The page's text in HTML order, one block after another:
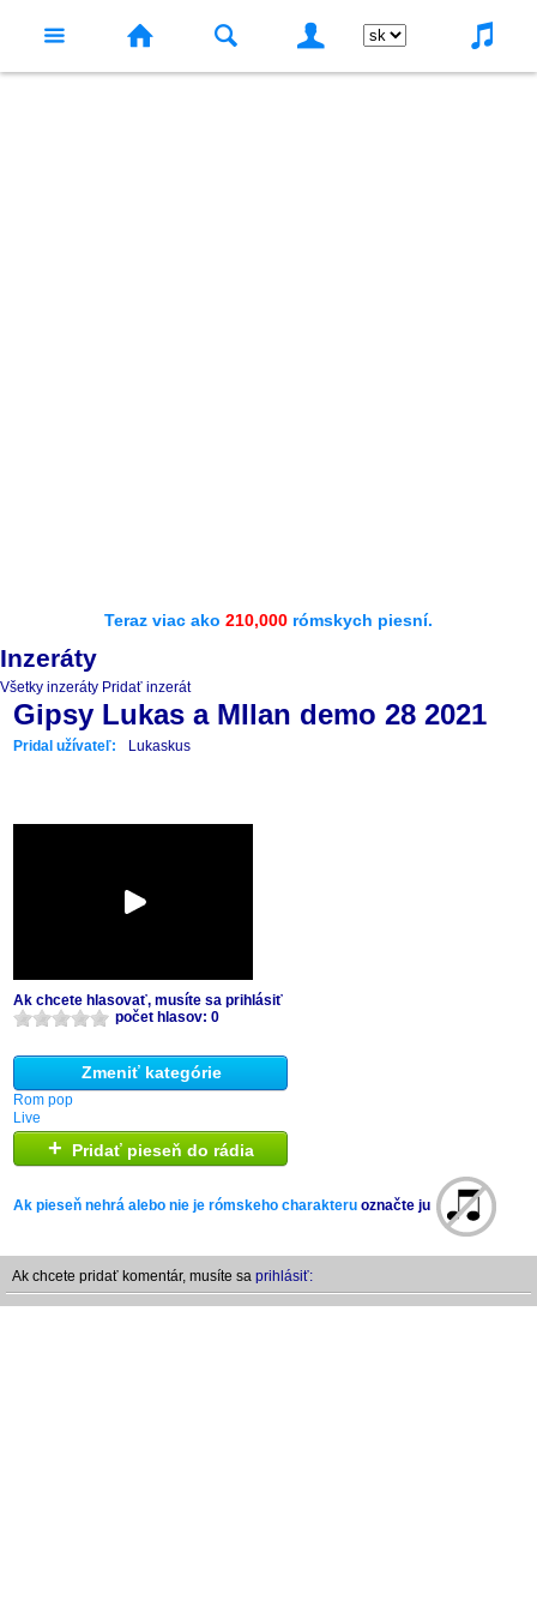
Teraz viac ako 210,000 rómskych piesní.
Inzeráty
Všetky inzeráty Pridať inzerát
Gipsy Lukas a MIlan demo 28 2021
Pridal užívateľ: Lukaskus
Ak chcete hlasovať, musíte sa prihlásiť
počet hlasov: 0
Zmeniť kategórie
Rom pop
Live
+ Pridať pieseň do rádia
Ak pieseň nehrá alebo nie je rómskeho charakteru označte ju
Ak chcete pridať komentár, musíte sa prihlásiť: